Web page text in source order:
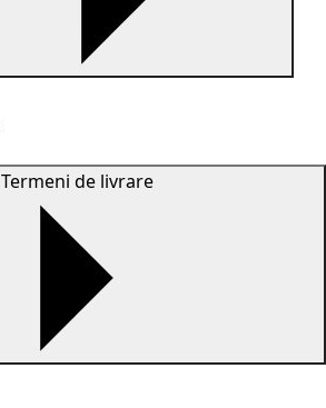
Termeni de livrare